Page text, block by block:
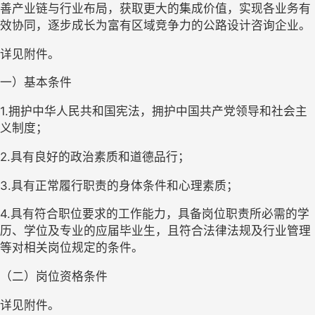
善产业链与行业布局，获取更大的集成价值，实现各业务有
效协同，逐步成长为富有区域竞争力的公路设计咨询企业。
详见附件。
一）基本条件
1.拥护中华人民共和国宪法，拥护中国共产党领导和社会主
义制度；
2.具有良好的政治素质和道德品行；
3.具有正常履行职责的身体条件和心理素质；
4.具有符合职位要求的工作能力，具备岗位职责所必需的学
历、学位及专业的应届毕业生，且符合法律法规及行业管理
等对相关岗位规定的条件。
（二）岗位资格条件
详见附件。